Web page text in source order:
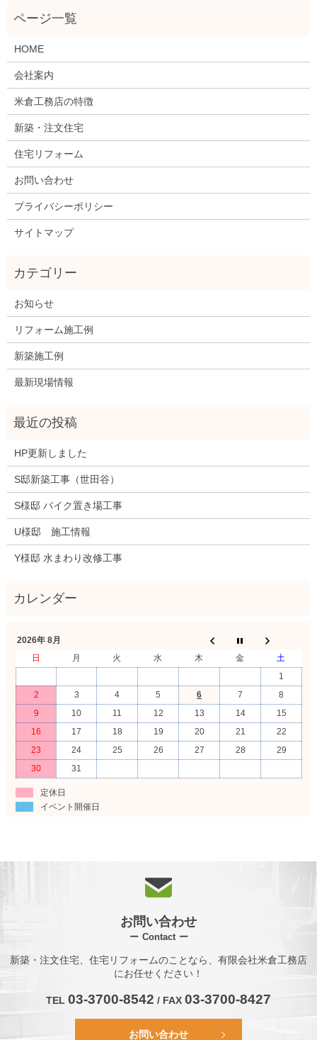
HOME
会社案内
米倉工務店の特徴
新築・注文住宅
住宅リフォーム
お問い合わせ
プライバシーポリシー
サイトマップ
お知らせ
リフォーム施工例
新築施工例
最新現場情報
HP更新しました
S邸新築工事（世田谷）
S様邸 バイク置き場工事
U様邸 施工情報
Y様邸 水まわり改修工事
2026年 8月
日
月 火 水 木 金
土
1
2
3 4 5 6 7
8
9
10 11 12 13 14
15
16
17 18 19 20 21
22
23
24 25 26 27 28
29
30
31
定休日
イベント開催日
お問い合わせ
Contact
新築・注文住宅、住宅リフォームのことなら、有限会社米倉工務店
にお任せください！
TEL 03-3700-8542 / FAX 03-3700-8427
お問い合わせ